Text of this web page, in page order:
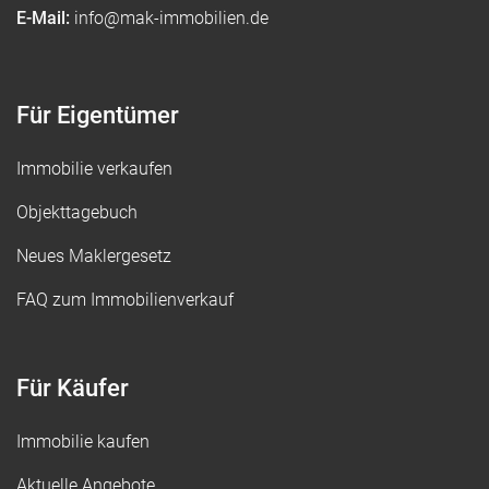
E-Mail: info@mak-immobilien.de
Für Eigentümer
Immobilie verkaufen
Objekttagebuch
Neues Maklergesetz
FAQ zum Immobilienverkauf
Für Käufer
Immobilie kaufen